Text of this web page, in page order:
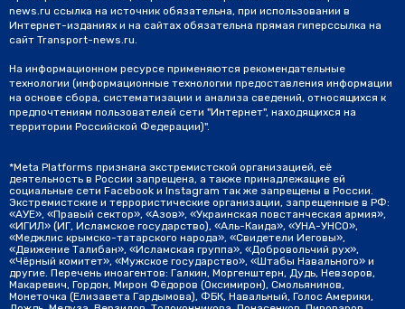
news.ru ссылка на источник обязательна, при использовании в
Интернет-изданиях и на сайтах обязательна прямая гиперссылка на
сайт Transport-news.ru.
На информационном ресурсе применяются рекомендательные
технологии (информационные технологии предоставления информации
на основе сбора, систематизации и анализа сведений, относящихся к
предпочтениям пользователей сети "Интернет", находящихся на
территории Российской Федерации)".
*Meta Platforms признана экстремистской организацией, её
деятельность в России запрещена, а также принадлежащие ей
социальные сети Facebook и Instagram так же запрещены в России.
Экстремистские и террористические организации, запрещенные в РФ:
«АУЕ», «Правый сектор», «Азов», «Украинская повстанческая армия»,
«ИГИЛ» (ИГ, Исламское государство), «Аль-Каида», «УНА-УНСО»,
«Меджлис крымско-татарского народа», «Свидетели Иеговы»,
«Движение Талибан», «Исламская группа», «Добровольчий рух»,
«Чёрный комитет», «Мужское государство», «Штабы Навального» и
другие. Перечень иноагентов: Галкин, Моргенштерн, Дудь, Невзоров,
Макаревич, Гордон, Мирон Фёдоров (Оксимирон), Смольянинов,
Монеточка (Елизавета Гардымова), ФБК, Навальный, Голос Америки,